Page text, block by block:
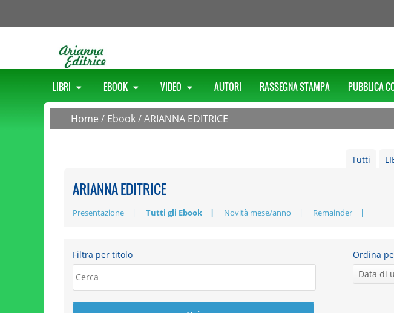
LIBRI EBOOK VIDEO AUTORI RASSEGNA STAMPA PUBBLICA
Home / Ebook/ARIANNA EDITRICE
Tutti
ARIANNA EDITRICE
Presentazione Tutti gli Ebook Novità mese/anno Remainder
Filtra per titolo Ordina